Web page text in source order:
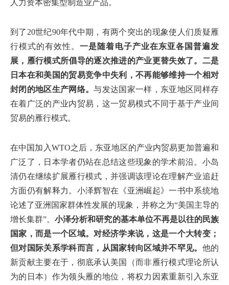
人力资本密集型制造业产品。
到了20世纪90年代中期，有两个突出的现象使人们质疑雁
行模式的有效性。一是随着电子产业在东亚各国普遍发
展，雁行模式所倡导的逐次推进的产业更替失效了。二是
日本在和美国的贸易竞争中失利，不再能够维持一个相对
封闭的地区生产网络。与发达国家一样，东亚地区同样存
在着广泛的产业内贸易，这一贸易模式不同于基于产业间
贸易的雁行模式。
在中国加入WTO之后，东亚地区的产业内贸易更加普遍和
广泛了，日本学者仍站在总结这些现象的学术前沿。小岛
清仍在继续扩展雁行模式，并强调该理论在理解产业追赶
方面仍有解释力。小泽辉智在《亚洲崛起》一书中系统地
论述了亚洲国家群体性发展的现象，并称之为“美国主导的
增长集群”。小泽分析和研究的基本单位不再是以往的民族
国家，而是一个区域。对经济学来说，这是一个大转变；
但对国际关系学科而言，从国家转向区域并不罕见。 他的
新贡献主要在于，彻底承认美国（而非雁行模式理论所认
为的日本）作为领头雁的地位，将权力因素重新引入东亚